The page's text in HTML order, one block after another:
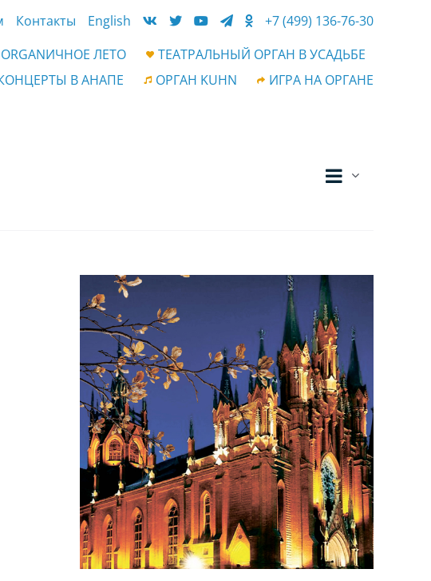
Контакты English
+7 (499) 136-76-30
ЛЕТО
ТЕАТРАЛЬНЫЙ ОРГАН В УСАДЬБЕ
В АНАПЕ ОРГАН KUHN ИГРА НА ОРГАНЕ
Список